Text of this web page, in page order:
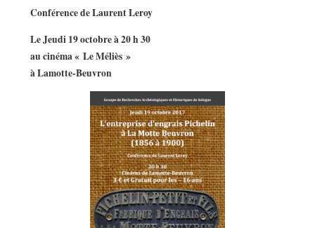
Conférence de Laurent Leroy
Le Jeudi 19 octobre à 20 h 30
au cinéma « Le Méliès »
à Lamotte-Beuvron